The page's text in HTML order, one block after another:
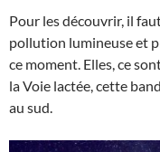
Pour les découvrir, il
pollution lumineuse et
ce moment. Elles, ce
la Voie lactée, cette
au sud.